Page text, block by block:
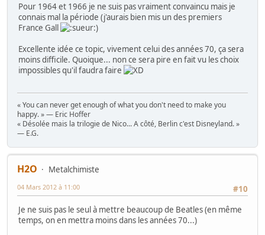
Pour 1964 et 1966 je ne suis pas vraiment convaincu mais je
connais mal la période (j'aurais bien mis un des premiers
France Gall
)
Excellente idée ce topic, vivement celui des années 70, ça sera
moins difficile. Quoique... non ce sera pire en fait vu les choix
impossibles qu'il faudra faire
« You can never get enough of what you don't need to make you
happy. » — Eric Hoffer
« Désolée mais la trilogie de Nico... A côté, Berlin c'est Disneyland. »
— E.G.
H2O
Metalchimiste
#10
04 Mars 2012 à 11:00
Je ne suis pas le seul à mettre beaucoup de Beatles (en même
temps, on en mettra moins dans les années 70...)